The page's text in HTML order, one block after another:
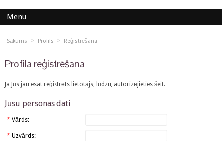
Menu
Sākums > Profils > Reģistrēšana
Profila reģistrēšana
Ja Jūs jau esat reģistrēts lietotājs, lūdzu, autorizējieties šeit.
Jūsu personas dati
* Vārds:
* Uzvārds: